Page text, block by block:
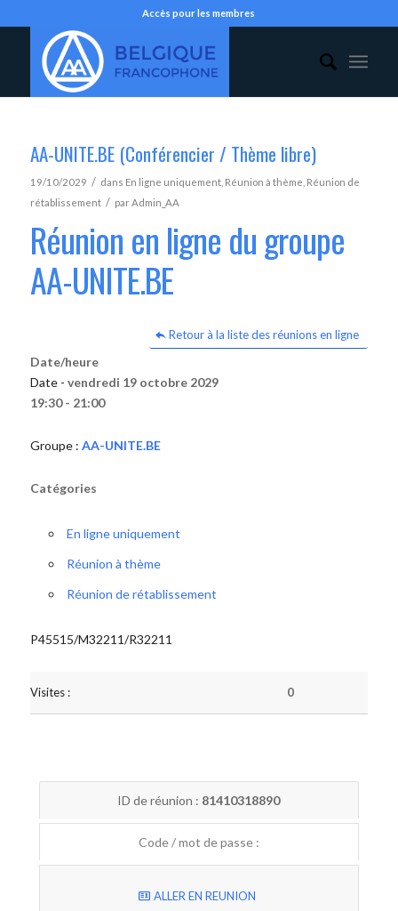
Accès pour les membres
AA-UNITE.BE (Conférencier / Thème libre)
19/10/2029 / dans En ligne uniquement, Réunion à thème Réunion de
rétablissement / parAdmin_AA
Réunion en ligne du groupe
AA-UNITE.BE
Retour à la liste des réunions en ligne
Date/heure
Date - vendredi 19 octobre 2029
19:30 - 21:00
Groupe : AA-UNITE.BE
Catégories
En ligne uniquement
Réunion à thème
Réunion de rétablissement
P45515/M32211/R32211
Visites : 0
ID de réunion : 81410318890
Code / mot de passe :
ALLER EN REUNION